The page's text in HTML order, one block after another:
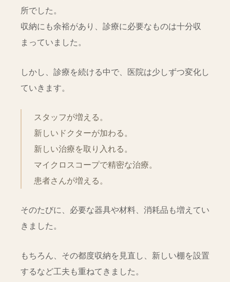
所でした。
収納にも余裕があり、診療に必要なものは十分収
まっていました。
しかし、診療を続ける中で、医院は少しずつ変化し
ていきます。
スタッフが増える。
新しいドクターが加わる。
新しい治療を取り入れる。
マイクロスコープで精密な治療。
患者さんが増える。
そのたびに、必要な器具や材料、消耗品も増えてい
きました。
もちろん、その都度収納を見直し、新しい棚を設置
するなど工夫も重ねてきました。